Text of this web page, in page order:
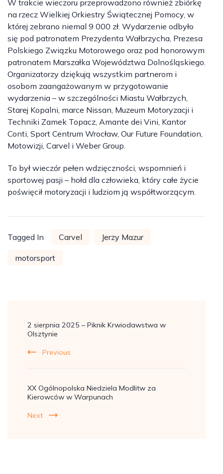
W trakcie wieczoru przeprowadzono również zbiórkę
na rzecz Wielkiej Orkiestry Świątecznej Pomocy, w
której zebrano niemal 9 000 zł. Wydarzenie odbyło
się pod patronatem Prezydenta Wałbrzycha, Prezesa
Polskiego Związku Motorowego oraz pod honorowym
patronatem Marszałka Województwa Dolnośląskiego.
Organizatorzy dziękują wszystkim partnerom i
osobom zaangażowanym w przygotowanie
wydarzenia – w szczególności Miastu Wałbrzych,
Starej Kopalni, marce Nissan, Muzeum Motoryzacji i
Techniki Zamek Topacz, Amante dei Vini, Kantor
Conti, Sport Centrum Wrocław, Our Future Foundation,
Motowizji, Carvel i Weber Group.
To był wieczór pełen wdzięczności, wspomnień i
sportowej pasji – hołd dla człowieka, który całe życie
poświęcił motoryzacji i ludziom ją współtworzącym.
Tagged In Carvel Jerzy Mazur
motorsport
Navigation
2 sierpnia 2025 – Piknik Krwiodawstwa w
Olsztynie
Previous
XX Ogólnopolska Niedziela Modlitw za
Kierowców w Warpunach
Next